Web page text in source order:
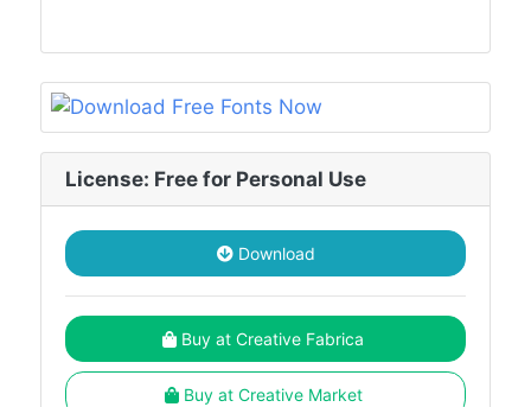
License: Free for Personal Use
Download
Buy at Creative Fabrica
Buy at Creative Market